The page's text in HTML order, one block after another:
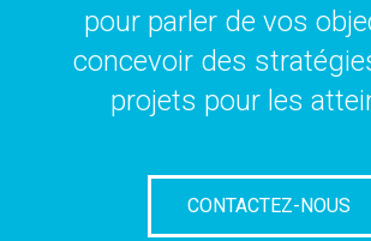
pour parler de vos
concevoir des
projets pour les
CONTACTEZ-NOUS